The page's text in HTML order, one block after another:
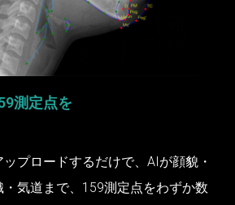
測定点を
プロードするだけで、AIが顔貌・
気道まで、159測定点をわずか数